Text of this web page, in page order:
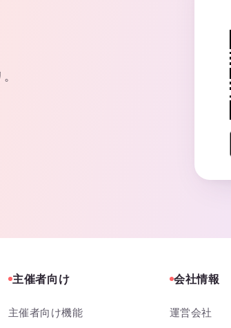
主催者向け
主催者向け機能
会社情報
運営会社